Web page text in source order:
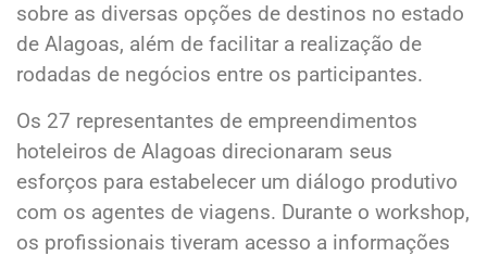
sobre as diversas opções de destinos no estado
de Alagoas, além de facilitar a realização de
rodadas de negócios entre os participantes.
Os 27 representantes de empreendimentos
hoteleiros de Alagoas direcionaram seus
esforços para estabelecer um diálogo produtivo
com os agentes de viagens. Durante o workshop,
os profissionais tiveram acesso a informações